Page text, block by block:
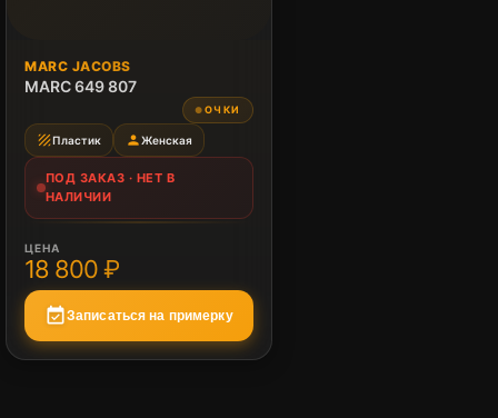
ПОД ЗАКАЗ
Нет в наличии
MARC JACOBS
MARC 649 807
● ОЧКИ
textureПластик personЖенская
ПОД ЗАКАЗ · НЕТ В
НАЛИЧИИ
ЦЕНА
18 800 ₽
event_availableЗаписаться на примерку